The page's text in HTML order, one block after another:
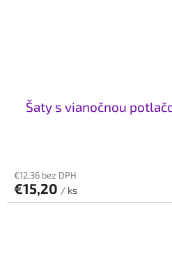
Šaty s vianočnou
€12,36 bez DPH
€15,20 / ks